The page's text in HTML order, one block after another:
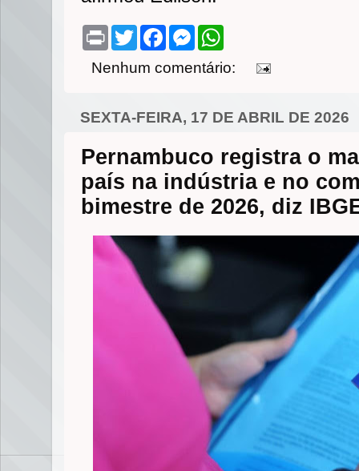
P
n
T
w
t
F
e
k
M
s
e
t
p
Nenhum comentário:
SEXTA-FEIRA, 17 DE ABRIL DE 2026
Pernambuco registra o
país na indústria e no
bimestre de 2026, diz